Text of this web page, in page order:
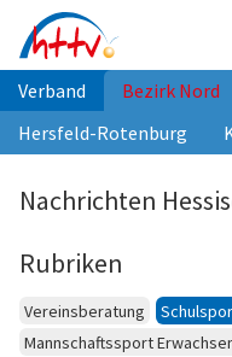
Inhalt
springen
Verband Bezirk Nord
Hersfeld-Rotenburg
Nachrichten
Rubriken
Vereinsberatung
Mannschaftssport